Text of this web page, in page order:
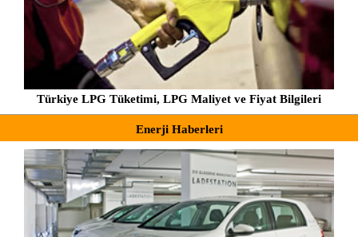
Türkiye LPG Tüketimi, LPG Maliyet ve Fiyat Bilgileri
Enerji Haberleri